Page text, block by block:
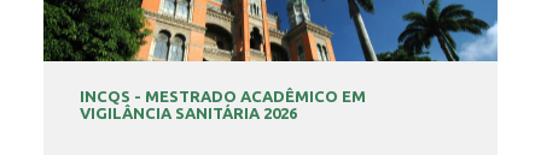
INCQS - MESTRADO ACADÊMICO EM
VIGILÂNCIA SANITÁRIA 2026